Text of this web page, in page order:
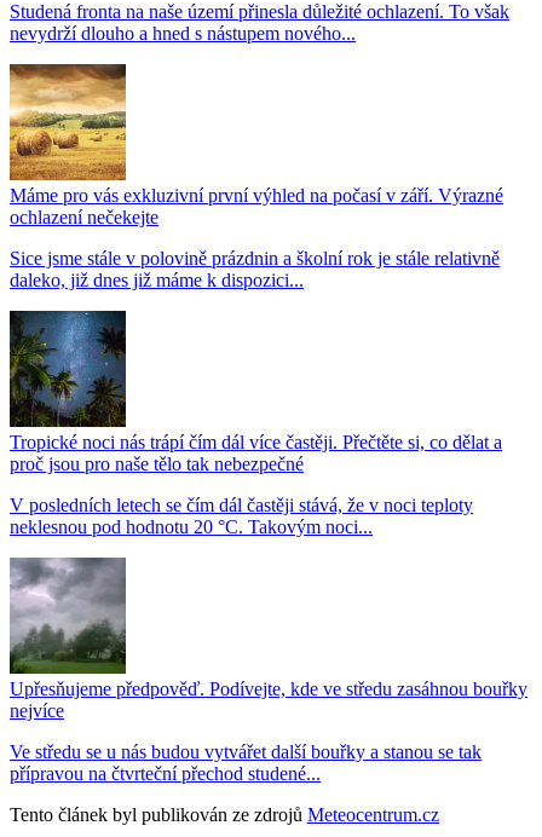
Studená fronta na naše území přinesla důležité ochlazení. To však
nevydrží dlouho a hned s nástupem nového...
Máme pro vás exkluzivní první výhled na počasí v září. Výrazné
ochlazení nečekejte
Sice jsme stále v polovině prázdnin a školní rok je stále relativně
daleko, již dnes již máme k dispozici...
Tropické noci nás trápí čím dál více častěji. Přečtěte si, co dělat a
proč jsou pro naše tělo tak nebezpečné
V posledních letech se čím dál častěji stává, že v noci teploty
neklesnou pod hodnotu 20 °C. Takovým noci...
Upřesňujeme předpověď. Podívejte, kde ve středu zasáhnou bouřky
nejvíce
Ve středu se u nás budou vytvářet další bouřky a stanou se tak
přípravou na čtvrteční přechod studené...
Tento článek byl publikován ze zdrojů Meteocentrum.cz